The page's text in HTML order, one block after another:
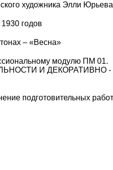
художника Элли Юрьева
годов
– «Весна»
модулю ПМ 01.
И ДЕКОРАТИВНО
подготовительных